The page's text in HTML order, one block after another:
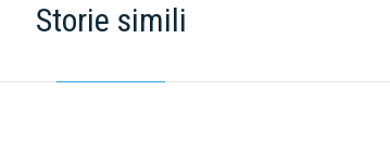
Storie simili